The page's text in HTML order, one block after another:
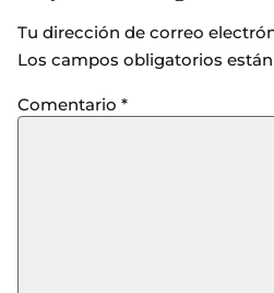
Tu dirección de correo
Los campos obligatorios
Comentario *